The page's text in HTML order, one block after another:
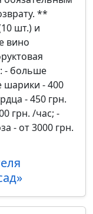
**
шт.) и
вино
- больше
шарики - 400
- 450 грн.
грн. /час; -
- от 3000 грн.